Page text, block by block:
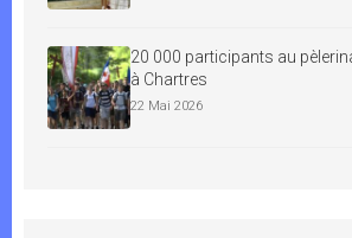
20 000 participants au
à Chartres
22 Mai 2026